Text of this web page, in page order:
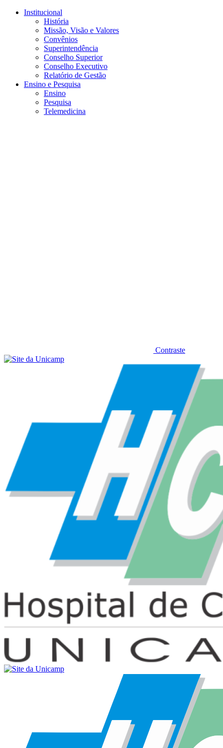
Conteúdo principal
Institucional
História
Missão, Visão e Valores
Convênios
Superintendência
Conselho Superior
Conselho Executivo
Relatório de Gestão
Ensino e Pesquisa
Ensino
Pesquisa
Telemedicina
Contraste